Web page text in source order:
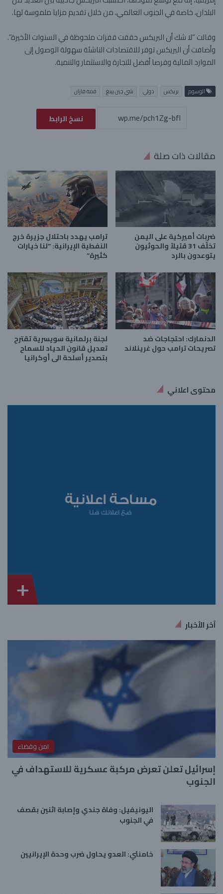
البلدان، خاصة في الجنوب العالمي، من خلال تقديم مزايا ملموسة لها.
وقالت “لا شك أن البريكس حققت قفزات ملحوظة في السنوات الأخيرة”.
وأضافت أن البريكس توفر للاقتصادات الناشئة سهولة الوصول إلى
الموارد المالية وفرصا أفضل للتجارة والاستثمار والتنمية.
الوسوم بريكس دولي شي جين بينغ قمة قازان
نسخ الرابط
مقالات ذات صلة
ضربات أميركية على اليمن
تخلّف 31 قتيلاً والحوثيون
يتوعدون بالرد
ترامب يهدد باحتلال جزيرة خرج
النفطية الإيرانية: “لنا خيارات
كثيرة”
الدنمارك: احتجاجات ضد
تصريحات ترامب حول غرينلاند
لجنة برلمانية سويسرية تقترح
تعديل قانون الحياد للسماح
بتصدير أسلحة الى أوكرانيا
محتوى اعلاني
آخر الأخبار
امن وقضاء
إسرائيل تعلن تعرض مركبة عسكرية للاستهداف في
الجنوب
اليونيفيل: وفاة جندي وإصابة اثنين بقصف
في الجنوب
خامنئي: العدو يحاول ضرب وحدة الإيرانيين